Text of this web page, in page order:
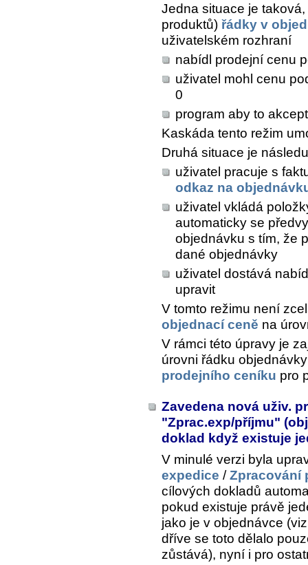
Jedna situace je
produktů) řádky v
uživatelském rozhraní
nabídl prodejní cenu
uživatel mohl cenu
0
program aby to
Kaskáda tento režim
Druhá situace je
uživatel pracuje s
odkaz na
uživatel vkládá
automaticky se
objednávku s tím, že
dané objednávky
uživatel dostává
upravit
V tomto režimu není
objednací ceně na
V rámci této úpravy je
úrovni řádku
prodejního ceníku pro
Zavedena nová uživ.
"Zprac.exp/příjmu"
doklad když existuje
V minulé verzi byla
expedice /Zpracování
cílových dokladů
pokud existuje právě
jako je v objednávce
dříve se toto dělalo
zůstává), nyní i pro